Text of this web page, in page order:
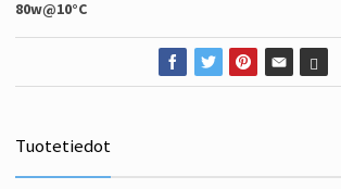
80w@10°C
Tuotetiedot